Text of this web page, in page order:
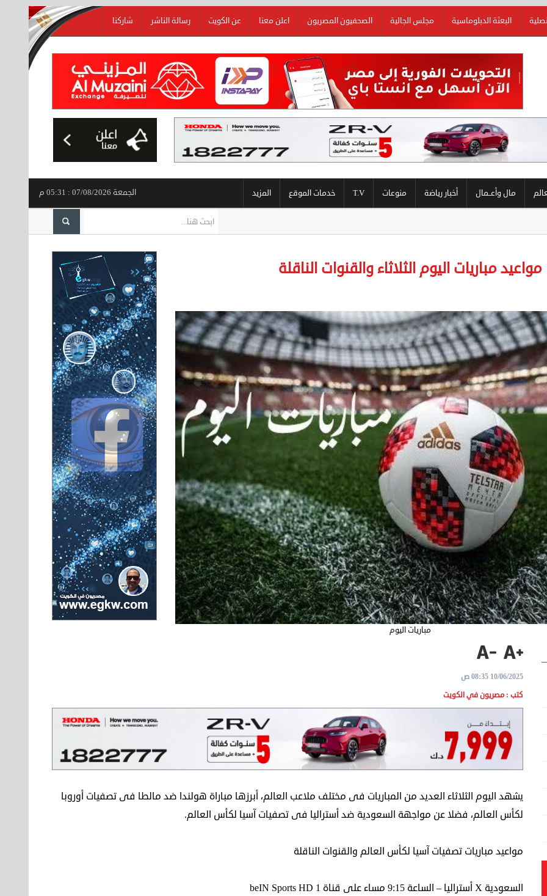
البعثة الدبلوماسية مجلس الجالية الصحفيون المصريون اعلن معنا عن الكويت رسالة الناشر شاركنا
مال وأعــمال أخبار رياضة منوعات T.V خدمات الموقع المزيد الجمعة 07/08/2026 : 05:31 م
مواعيد مباريات اليوم الثلاثاء والقنوات الناقلة
مباريات اليوم
10/06/2025 08:35 ص
كتب : مصريون في الكويت
يشهد اليوم الثلاثاء العديد من المباريات فى مختلف ملاعب العالم، أبرزها مباراة هولندا ضد مالطا فى تصفيات أوروبا
لكأس العالم، فضلا عن مواجهة السعودية ضد أستراليا فى تصفيات آسيا لكأس العالم.
مواعيد مباريات تصفيات آسيا لكأس العالم والقنوات الناقلة
السعودية X أستراليا – الساعة 9:15 مساء على قناة beIN Sports HD 1